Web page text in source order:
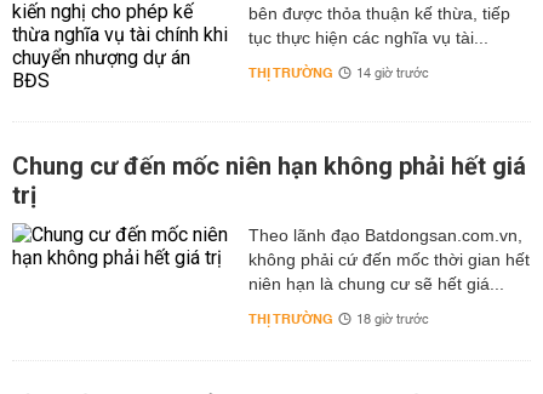
bên được thỏa thuận kế thừa, tiếp
tục thực hiện các nghĩa vụ tài...
THỊ TRƯỜNG 14 giờ trước
Chung cư đến mốc niên hạn không phải hết giá
trị
Theo lãnh đạo Batdongsan.com.vn,
không phải cứ đến mốc thời gian hết
niên hạn là chung cư sẽ hết giá...
THỊ TRƯỜNG 18 giờ trước